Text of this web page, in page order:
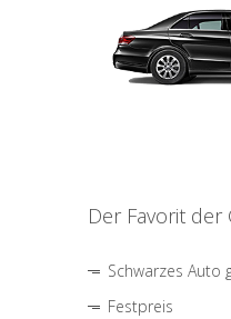
Der Favorit
Schwarzes Auto
Festpreis